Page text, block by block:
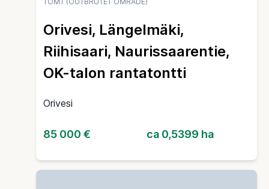
Orivesi, Längelmäki,
Riihisaari, Naurissaarentie,
OK-talon rantatontti
Orivesi
85 000 € ca 0,5399 ha